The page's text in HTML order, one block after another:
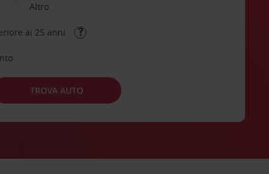
Altro
ai 25 anni
TROVA AUTO